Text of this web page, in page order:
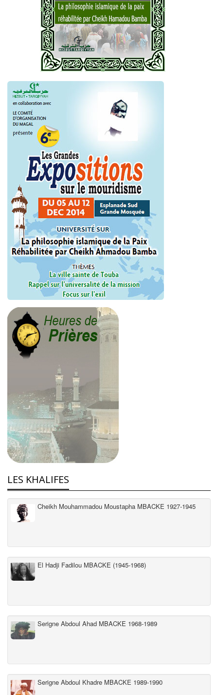
LES KHALIFES
Cheikh Mouhammadou Moustapha MBACKE 1927-1945
El Hadji Fadilou MBACKE (1945-1968)
Serigne Abdoul Ahad MBACKE 1968-1989
Serigne Abdoul Khadre MBACKE 1989-1990